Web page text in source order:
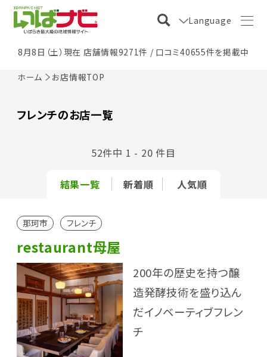
Language
8月8日（土）現在 店舗情報9271件 / 口コミ40655件を掲載中
ホーム お店情報TOP
フレンチのお店一覧
結果一覧 新着順 人気順
52件中 1 - 20 件目
那珂市 フレンチ
restaurant母屋
200年の歴史を持つ醸
造発酵技術を盛り込ん
だイノベーティブフレン
チ